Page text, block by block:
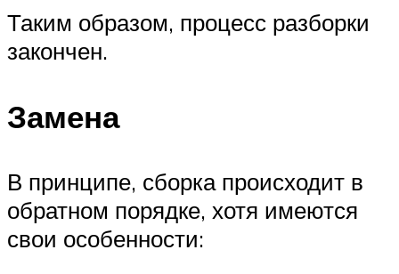
Таким образом, процесс разборки
закончен.
Замена
В принципе, сборка происходит в
обратном порядке, хотя имеются
свои особенности: